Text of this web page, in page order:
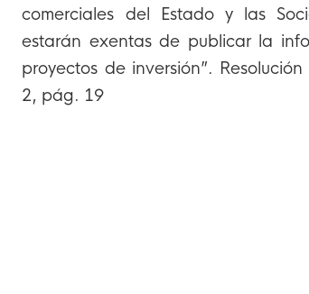
comerciales del Estado y las
estarán exentas de publicar la
proyectos de inversión”.
2, pág. 19